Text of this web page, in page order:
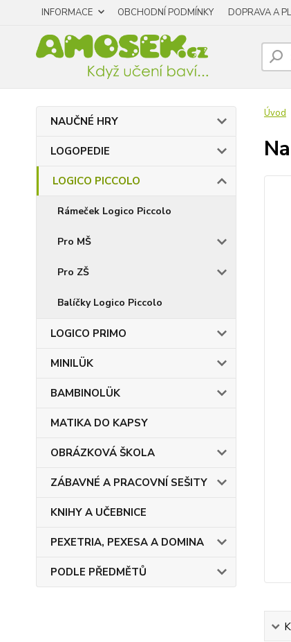
INFORMACE OBCHODNÍ PODMÍNKY DOPRAVA A
NAUČNÉ HRY
LOGOPEDIE
LOGICO PICCOLO
Rámeček Logico Piccolo
Pro MŠ
Pro ZŠ
Balíčky Logico Piccolo
LOGICO PRIMO
MINILÜK
BAMBINOLÜK
MATIKA DO KAPSY
OBRÁZKOVÁ ŠKOLA
ZÁBAVNÉ A PRACOVNÍ SEŠITY
KNIHY A UČEBNICE
PEXETRIA, PEXESA A DOMINA
PODLE PŘEDMĚTŮ
Úvod